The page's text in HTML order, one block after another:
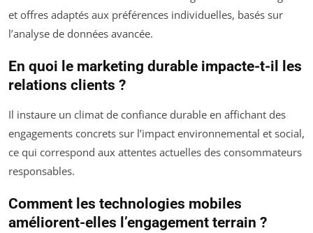
et offres adaptés aux préférences individuelles, basés sur
l’analyse de données avancée.
En quoi le marketing durable impacte-t-il les
relations clients ?
Il instaure un climat de confiance durable en affichant des
engagements concrets sur l’impact environnemental et social,
ce qui correspond aux attentes actuelles des consommateurs
responsables.
Comment les technologies mobiles
améliorent-elles l’engagement terrain ?